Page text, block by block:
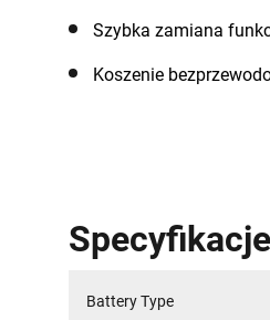
Szybka zamiana
Koszenie
Specyfikacje
Battery Type